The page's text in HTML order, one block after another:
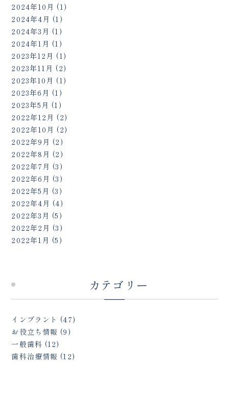
2024年10月 (1)
2024年4月 (1)
2024年3月 (1)
2024年1月 (1)
2023年12月 (1)
2023年11月 (2)
2023年10月 (1)
2023年6月 (1)
2023年5月 (1)
2022年12月 (2)
2022年10月 (2)
2022年9月 (2)
2022年8月 (2)
2022年7月 (3)
2022年6月 (3)
2022年5月 (3)
2022年4月 (4)
2022年3月 (5)
2022年2月 (3)
2022年1月 (5)
カテゴリー
インプラント (47)
お役立ち情報 (9)
一般歯科 (12)
歯科治療情報 (12)